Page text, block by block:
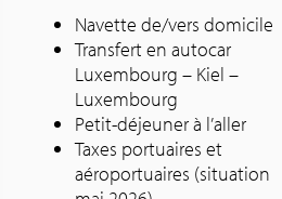
Navette de/vers domicile
Transfert en autocar
Luxembourg – Kiel –
Luxembourg
Petit-déjeuner à l’aller
Taxes portuaires et
aéroportuaires (situation